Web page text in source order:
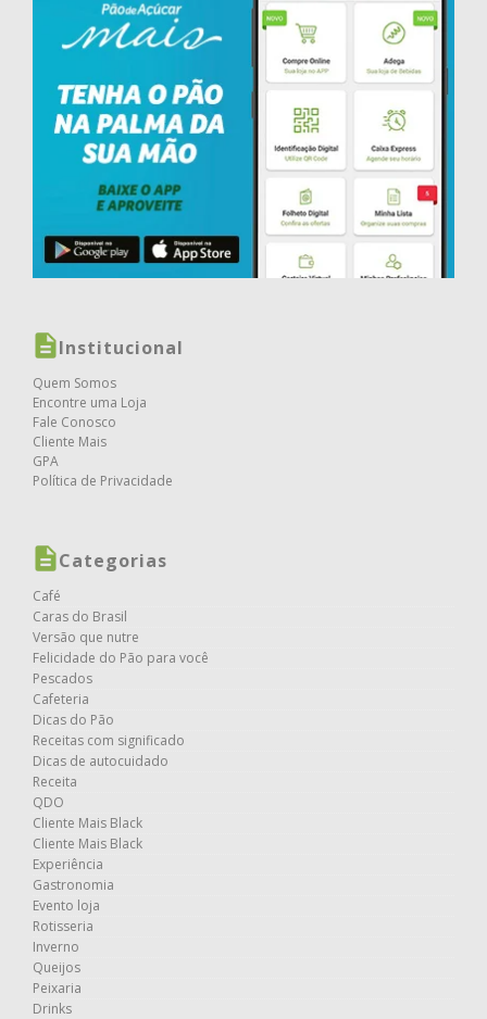
Institucional
Quem Somos
Encontre uma Loja
Fale Conosco
Cliente Mais
GPA
Política de Privacidade
Categorias
Café
Caras do Brasil
Versão que nutre
Felicidade do Pão para você
Pescados
Cafeteria
Dicas do Pão
Receitas com significado
Dicas de autocuidado
Receita
QDO
Cliente Mais Black
Cliente Mais Black
Experiência
Gastronomia
Evento loja
Rotisseria
Inverno
Queijos
Peixaria
Drinks